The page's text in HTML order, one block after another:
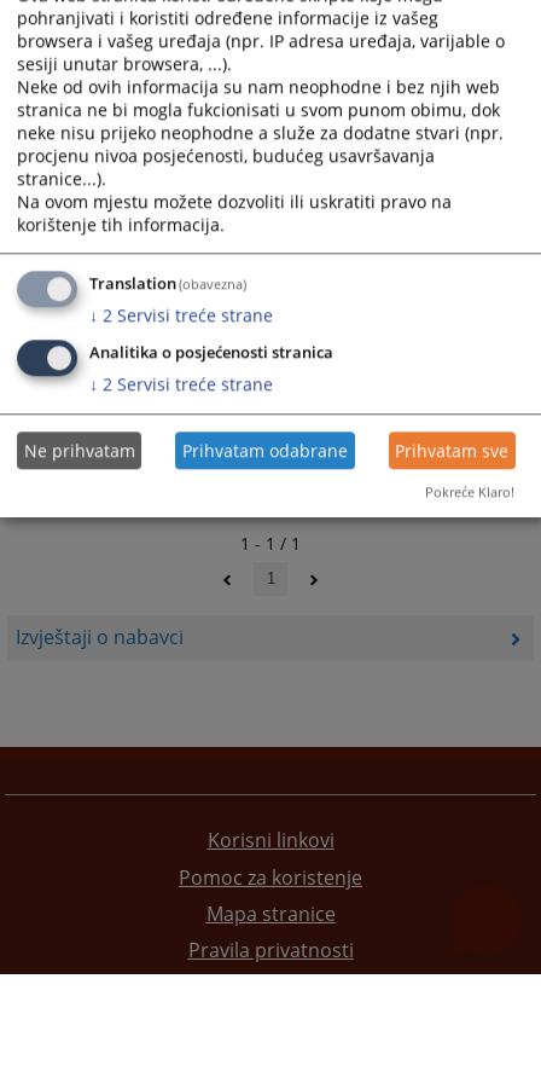
Izvještaji o nabavci
calendar
and
select
a
date.
Press
the
question
mark
key
to
get
the
keyboard
shortcuts
for
changing
dates.
calendar
and
select
a
date.
Press
question
mark
key
to
get
keyboard
shortcuts
for
changing
dates.
1 - 1 / 1
1
Korisni linkovi
Pomoc za koristenje
Mapa stranice
Pravila privatnosti
pohranjivati i koristiti određene informacije iz vašeg
browsera i vašeg uređaja (npr. IP adresa uređaja, varijable o
sesiji unutar browsera, ...).
Neke od ovih informacija su nam neophodne i bez njih web
stranica ne bi mogla fukcionisati u svom punom obimu, dok
neke nisu prijeko neophodne a služe za dodatne stvari (npr.
procjenu nivoa posjećenosti, budućeg usavršavanja
stranice...).
Na ovom mjestu možete dozvoliti ili uskratiti pravo na
korištenje tih informacija.
Translation(obavezna)
↓ 2 Servisi treće strane
Analitika o posjećenosti stranica
↓ 2 Servisi treće strane
Ne prihvatam Prihvatam odabrane Prihvatam sve
Pokreće Klaro!